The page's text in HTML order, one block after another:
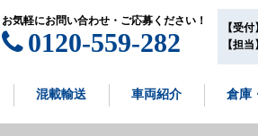
混載輸送 車両紹介 倉庫
お気軽にお問い合わせ・ご応募ください！
0120-559-282
【受
【担